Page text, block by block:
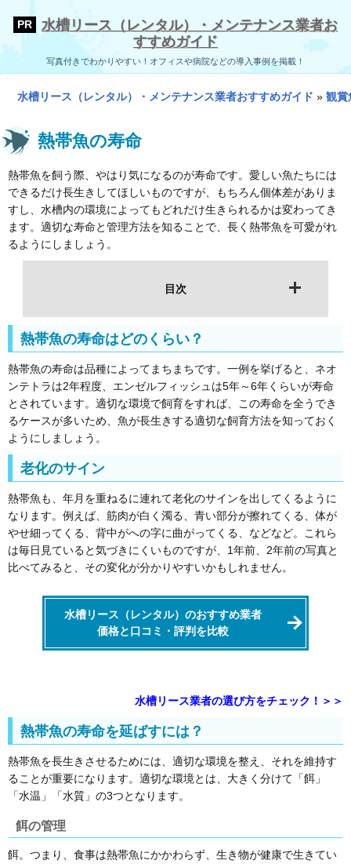
水槽リース（レンタル）・メンテナンス業者お
すすめガイド
写真付きでわかりやすい！オフィスや病院などの導入事例を掲載！
水槽リース（レンタル）・メンテナンス業者おすすめガイド »観賞
熱帯魚の寿命
熱帯魚を飼う際、やはり気になるのが寿命です。愛しい魚たちには
できるだけ長生きしてほしいものですが、もちろん個体差がありま
すし、水槽内の環境によってもどれだけ生きられるかは変わってき
ます。適切な寿命と管理方法を知ることで、長く熱帯魚を可愛がれ
るようにしましょう。
目次
熱帯魚の寿命はどのくらい？
熱帯魚の寿命は品種によってまちまちです。一例を挙げると、ネオ
ンテトラは2年程度、エンゼルフィッシュは5年～6年くらいが寿命
とされています。適切な環境で飼育をすれば、この寿命を全うでき
るケースが多いため、魚が長生きする適切な飼育方法を知っておく
ようにしましょう。
老化のサイン
熱帯魚も、年月を重ねるに連れて老化のサインを出してくるように
なります。例えば、筋肉が白く濁る、青い部分が擦れてくる、体が
やせ細ってくる、背中がへの字に曲がってくる、などなど。これら
は毎日見ていると気づきにくいものですが、1年前、2年前の写真と
比べてみると、その変化が分かりやすいかもしれません。
水槽リース（レンタル）のおすすめ業者
価格と口コミ・評判を比較
水槽リース業者の選び方をチェック！＞＞
熱帯魚の寿命を延ばすには？
熱帯魚を長生きさせるためには、適切な環境を整え、それを維持す
ることが重要になります。適切な環境とは、大きく分けて「餌」
「水温」「水質」の3つとなります。
餌の管理
餌。つまり、食事は熱帯魚にかかわらず、生き物が健康で生きてい